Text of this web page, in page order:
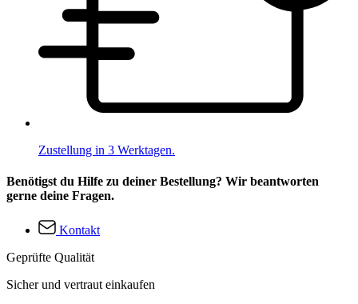
Zustellung in 3 Werktagen.
Benötigst du Hilfe zu deiner Bestellung? Wir beantworten
gerne deine Fragen.
Kontakt
Geprüfte Qualität
Sicher und vertraut einkaufen